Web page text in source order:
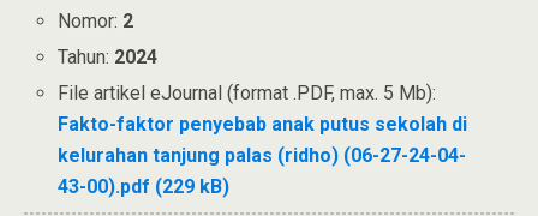
Nomor: 2
Tahun: 2024
File artikel eJournal (format .PDF, max. 5 Mb):
Fakto-faktor penyebab anak putus sekolah di
kelurahan tanjung palas (ridho) (06-27-24-04-
43-00).pdf (229 kB)